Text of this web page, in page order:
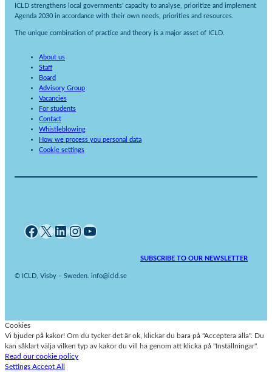
ICLD strengthens local governments’ capacity to analyse, prioritize and implement
Agenda 2030 in accordance with their own needs, priorities and resources.
The unique combination of practice and theory is a major asset of ICLD.
About us
Staff
Board
Advisory Group
Vacancies
For students
Contact
Whistleblowing
How we process you personal data
Cookie settings
Facebook X LinkedIn InstagramYouTube
SUBSCRIBE TO OUR NEWSLETTER
© ICLD, Visby – Sweden. info@icld.se
Cookies
Vi bjuder på kakor! Om du tycker det är ok, klickar du bara på "Acceptera alla". Du
kan såklart välja vilken typ av kakor du vill ha genom att klicka på "Inställningar".
Read our cookie policy
Settings Accept All